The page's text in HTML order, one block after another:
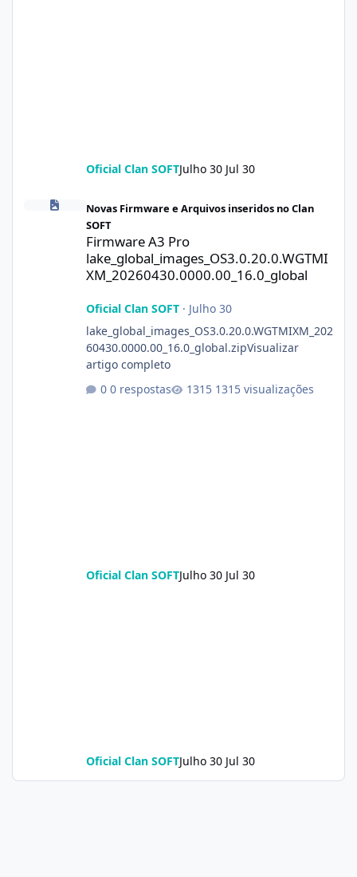
Oficial Clan SOFTJulho 30 Jul 30
Firmware A3 Pro
Novas Firmware e Arquivos inseridos no Clan
SOFT
Firmware A3 Pro
lake_global_images_OS3.0.20.0.WGTMI
XM_20260430.0000.00_16.0_global
Oficial Clan SOFT· Julho 30
lake_global_images_OS3.0.20.0.WGTMIXM_202
60430.0000.00_16.0_global.zipVisualizar
artigo completo
0 respostas
1315 visualizações
Oficial Clan SOFTJulho 30 Jul 30
Oficial Clan SOFTJulho 30 Jul 30